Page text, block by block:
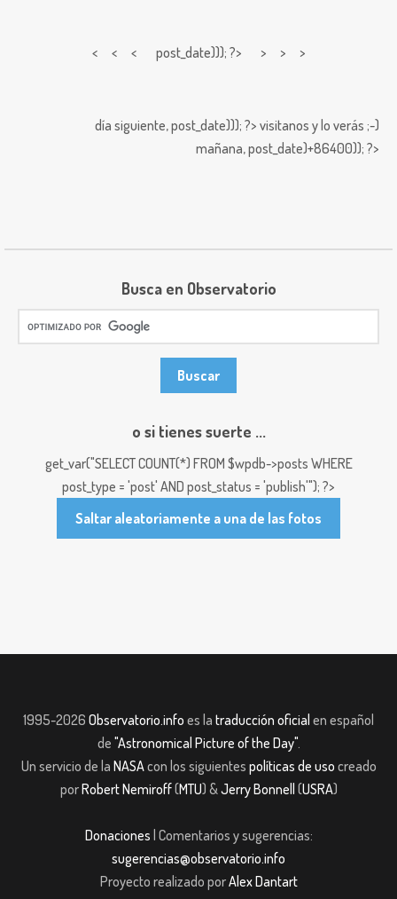
< < < post_date))); ?> > > >
día siguiente,post_date))); ?> visitanos y lo verás ;-)
mañana,post_date)+86400)); ?>
Busca en Observatorio
o si tienes suerte ...
get_var("SELECT COUNT(*) FROM $wpdb->posts WHERE
post_type = 'post' AND post_status = 'publish'"); ?>
Saltar aleatoriamente a una de las fotos
1995-2026 Observatorio.info es la traducción oficial en español
de "Astronomical Picture of the Day".
Un servicio de la NASAcon los siguientes políticas de uso creado
porRobert Nemiroff(MTU) &Jerry Bonnell (USRA)
Donaciones | Comentarios y sugerencias:
sugerencias@observatorio.info
Proyecto realizado porAlex Dantart